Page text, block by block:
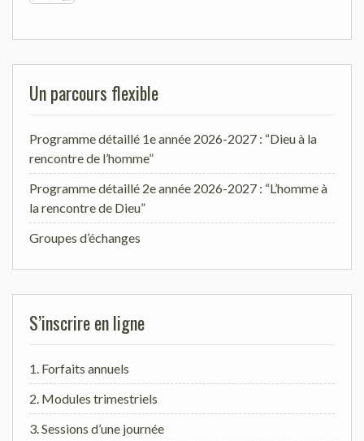
Un parcours flexible
Programme détaillé 1e année 2026-2027 : “Dieu à la
rencontre de l’homme”
Programme détaillé 2e année 2026-2027 : “L’homme à
la rencontre de Dieu”
Groupes d’échanges
S’inscrire en ligne
1. Forfaits annuels
2. Modules trimestriels
3. Sessions d’une journée